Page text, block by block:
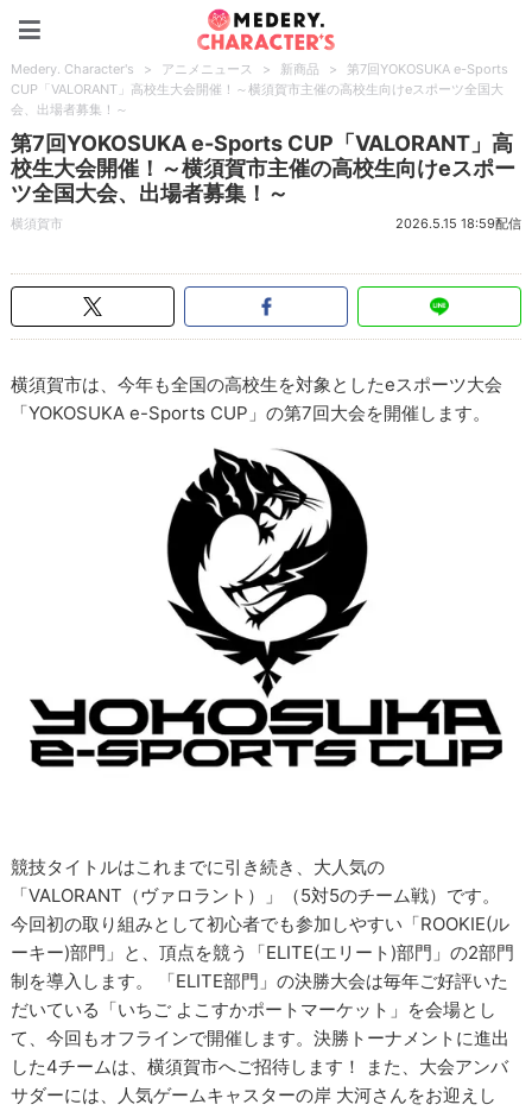
Medery. Character's > アニメニュース > 新商品 >
第7回YOKOSUKA e-Sports
CUP「VALORANT」高校生大会開催！～横須賀市主催の高校生向けeスポーツ全国大
会、出場者募集！～
第7回YOKOSUKA e-Sports CUP「VALORANT」高
校生大会開催！～横須賀市主催の高校生向けeスポー
ツ全国大会、出場者募集！～
横須賀市 2026.5.15 18:59配信
横須賀市は、今年も全国の高校生を対象としたeスポーツ大会
「YOKOSUKA e-Sports CUP」の第7回大会を開催します。
競技タイトルはこれまでに引き続き、大人気の
「VALORANT（ヴァロラント）」（5対5のチーム戦）です。
今回初の取り組みとして初心者でも参加しやすい「ROOKIE(ル
ーキー)部門」と、頂点を競う「ELITE(エリート)部門」の2部門
制を導入します。 「ELITE部門」の決勝大会は毎年ご好評いた
だいている「いちご よこすかポートマーケット」を会場とし
て、今回もオフラインで開催します。決勝トーナメントに進出
した4チームは、横須賀市へご招待します！ また、大会アンバ
サダーには、人気ゲームキャスターの岸 大河さんをお迎えし